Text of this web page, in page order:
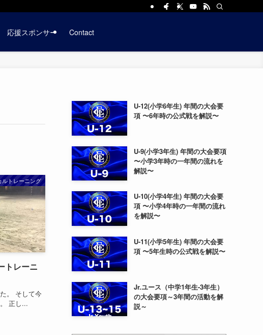
応援スポンサー Contact
トレーニング
トレーニ
。 そして今
正し...
U-12(小学6年生) 年間の大会要
項 〜6年時の公式戦を解説〜
U-9(小学3年生) 年間の大会要項
〜小学3年時の一年間の流れを
解説〜
U-10(小学4年生) 年間の大会要
項 〜小学4年時の一年間の流れ
を解説〜
U-11(小学5年生) 年間の大会要
項 〜5年生時の公式戦を解説〜
Jr.ユース（中学1年生-3年生）
の大会要項～3年間の活動を解
説～